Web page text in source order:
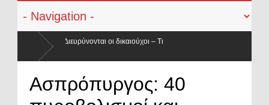
ο νόμος
Ασπρόπυργος: 40